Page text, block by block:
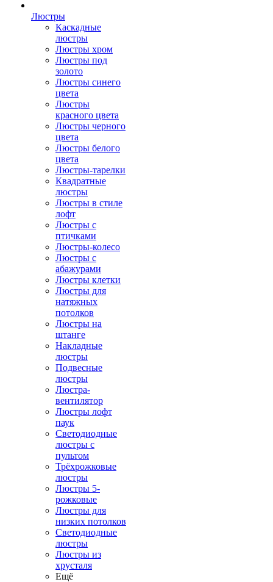
Люстры
Каскадные
люстры
Люстры хром
Люстры под
золото
Люстры синего
цвета
Люстры
красного цвета
Люстры черного
цвета
Люстры белого
цвета
Люстры-тарелки
Квадратные
люстры
Люстры в стиле
лофт
Люстры с
птичками
Люстры-колесо
Люстры с
абажурами
Люстры клетки
Люстры для
натяжных
потолков
Люстры на
штанге
Накладные
люстры
Подвесные
люстры
Люстра-
вентилятор
Люстры лофт
паук
Светодиодные
люстры с
пультом
Трёхрожковые
люстры
Люстры 5-
рожковые
Люстры для
низких потолков
Cветодиодные
люстры
Люстры из
хрусталя
Ещё